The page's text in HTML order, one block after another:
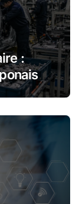
:
les